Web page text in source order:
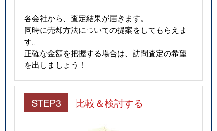
各会社から、査定結果が届きます。
同時に売却方法についての提案をしてもらえま
す。
正確な金額を把握する場合は、訪問査定の希望
を出しましょう！
STEP3 比較＆検討する